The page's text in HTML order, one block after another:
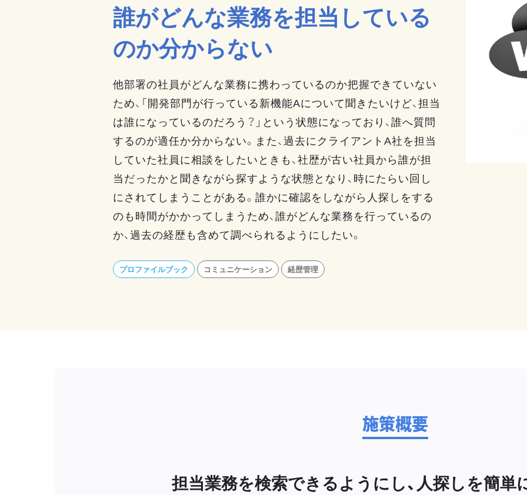
誰がどんな業務を担当している
のか分からない
他部署の社員がどんな業務に携わっているのか把握できていない
ため、「開発部門が行っている新機能Aについて聞きたいけど、担当
は誰になっているのだろう？」という状態になっており、誰へ質問
するのが適任か分からない。また、過去にクライアントA社を担当
していた社員に相談をしたいときも、社歴が古い社員から誰が担
当だったかと聞きながら探すような状態となり、時にたらい回し
にされてしまうことがある。誰かに確認をしながら人探しをする
のも時間がかかってしまうため、誰がどんな業務を行っているの
か、過去の経歴も含めて調べられるようにしたい。
プロファイルブック コミュニケーション 経歴管理
施策概要
担当業務を検索できるようにし、人探しを簡単